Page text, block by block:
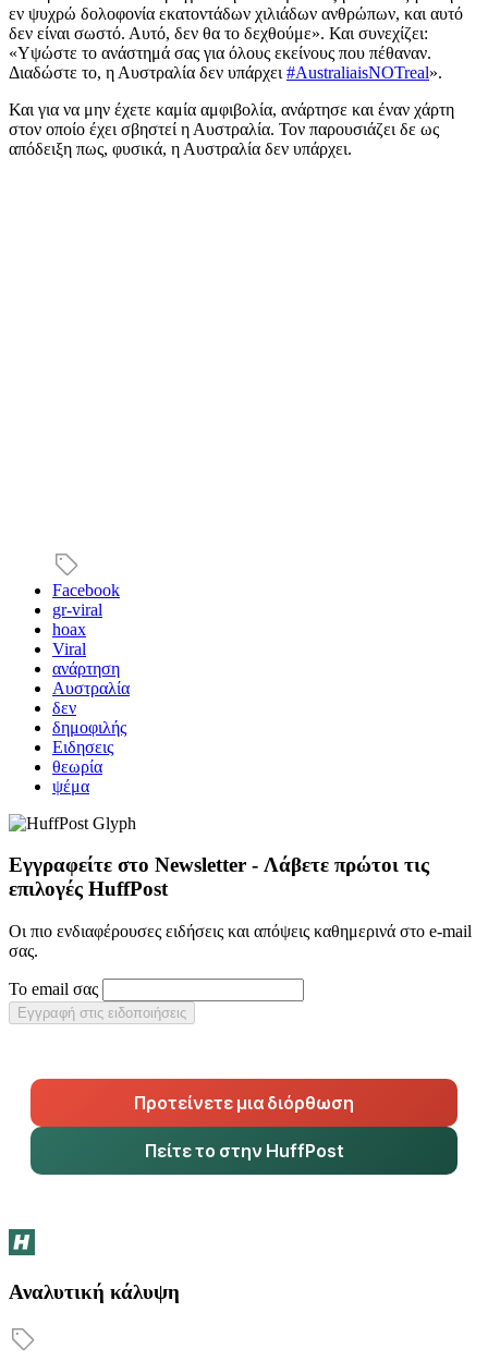
εν ψυχρώ δολοφονία εκατοντάδων χιλιάδων ανθρώπων, και αυτό
δεν είναι σωστό. Αυτό, δεν θα το δεχθούμε». Και συνεχίζει:
«Υψώστε το ανάστημά σας για όλους εκείνους που πέθαναν.
Διαδώστε το, η Αυστραλία δεν υπάρχει #AustraliaisNOTreal».
Και για να μην έχετε καμία αμφιβολία, ανάρτησε και έναν χάρτη
στον οποίο έχει σβηστεί η Αυστραλία. Τον παρουσιάζει δε ως
απόδειξη πως, φυσικά, η Αυστραλία δεν υπάρχει.
Facebook
gr-viral
hoax
Viral
ανάρτηση
Αυστραλία
δεν
δημοφιλής
Ειδησεις
θεωρία
ψέμα
Εγγραφείτε στο Newsletter - Λάβετε πρώτοι τις
επιλογές HuffPost
Οι πιο ενδιαφέρουσες ειδήσεις και απόψεις καθημερινά στο e-mail
σας.
Το email σας
Εγγραφή στις ειδοποιήσεις
Προτείνετε μια διόρθωση
Πείτε το στην HuffPost
Αναλυτική κάλυψη